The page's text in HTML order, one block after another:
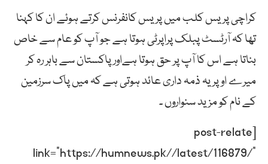
کراچی پریس کلب میں پریس کانفرنس کرتے ہوئے ان کا کہنا
تھا کہ آرٹسٹ پبلک پراپرٹی ہوتا ہے جو آپ کو عام سے خاص
بناتا ہے اس کا آپ پر حق ہوتا ہےاور پاکستان سے باہر رہ کر
میرے اوپر یہ ذمہ داری عائد ہوتی ہے کہ میں پاک سرزمین
کے نام کو مزید سنواروں ۔
[post-relate
link=”https://humnews.pk//latest/116879/”